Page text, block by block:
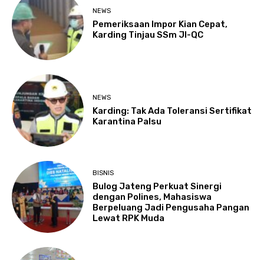
NEWS
Pemeriksaan Impor Kian Cepat,
Karding Tinjau SSm JI-QC
NEWS
Karding: Tak Ada Toleransi Sertifikat
Karantina Palsu
BISNIS
Bulog Jateng Perkuat Sinergi
dengan Polines, Mahasiswa
Berpeluang Jadi Pengusaha Pangan
Lewat RPK Muda